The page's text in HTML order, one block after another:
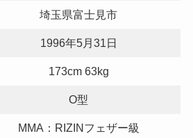
埼玉県富士見市
1996年5月31日
173cm 63kg
O型
MMA：RIZINフェザー級